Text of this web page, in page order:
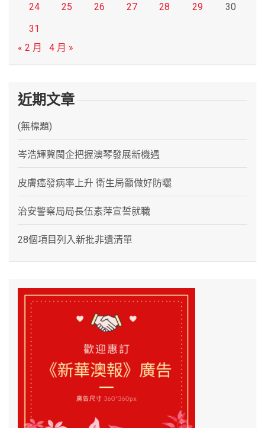
24
25 26 27 28 29
30
31
« 2 月
4 月 »
近期文章
(無標題)
岑浩輝冀閩企把握澳琴發展新機遇
皮膚癌發病率上升 衛生局籲做好防曬
治安警察局局長伍素萍宣誓就職
28個項目列入新批非遺清單